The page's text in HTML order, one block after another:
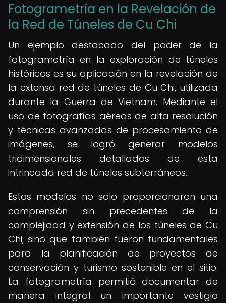
Fotogrametría en la Revelación de
la Red de Túneles de Cu Chi
Un ejemplo destacado del poder de la
fotogrametría en la exploración de túneles
históricos es su aplicación en la revelación de
la extensa red de túneles de Cu Chi, utilizada
durante la Guerra de Vietnam. Mediante el
uso de fotografías aéreas de alta resolución
y técnicas avanzadas de procesamiento de
imágenes, se logró generar modelos
tridimensionales detallados de esta
intrincada red de túneles subterráneos.
Estos modelos no solo proporcionaron una
comprensión sin precedentes de la
complejidad y extensión de los túneles de Cu
Chi, sino que también fueron fundamentales
para la planificación de proyectos de
conservación y turismo sostenible en el sitio.
La fotogrametría permitió documentar de
manera integral un importante vestigio